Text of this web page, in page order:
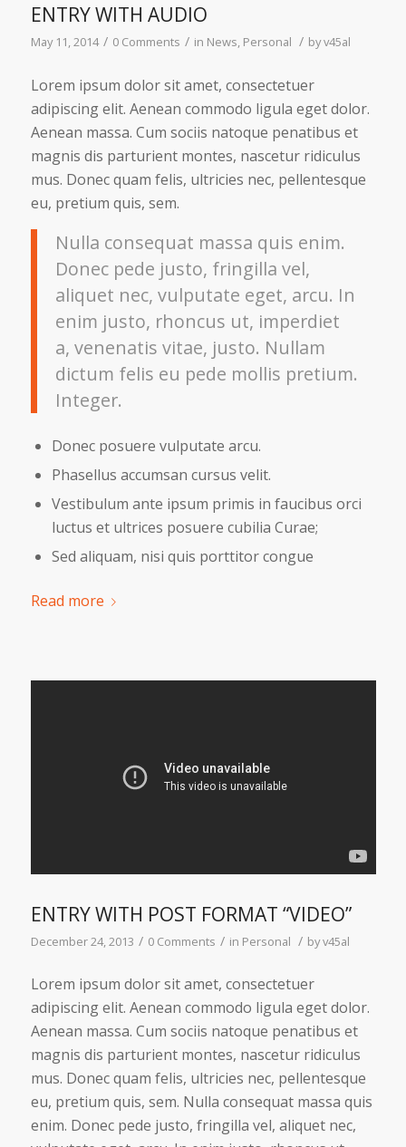
ENTRY WITH AUDIO
May 11, 2014 / 0 Comments / in News, Personal / byv45al
Lorem ipsum dolor sit amet, consectetuer
adipiscing elit. Aenean commodo ligula eget dolor.
Aenean massa. Cum sociis natoque penatibus et
magnis dis parturient montes, nascetur ridiculus
mus. Donec quam felis, ultricies nec, pellentesque
eu, pretium quis, sem.
Nulla consequat massa quis enim.
Donec pede justo, fringilla vel,
aliquet nec, vulputate eget, arcu. In
enim justo, rhoncus ut, imperdiet
a, venenatis vitae, justo. Nullam
dictum felis eu pede mollis pretium.
Integer.
Donec posuere vulputate arcu.
Phasellus accumsan cursus velit.
Vestibulum ante ipsum primis in faucibus orci
luctus et ultrices posuere cubilia Curae;
Sed aliquam, nisi quis porttitor congue
Read more
ENTRY WITH POST FORMAT “VIDEO”
December 24, 2013 / 0 Comments / in Personal / byv45al
Lorem ipsum dolor sit amet, consectetuer
adipiscing elit. Aenean commodo ligula eget dolor.
Aenean massa. Cum sociis natoque penatibus et
magnis dis parturient montes, nascetur ridiculus
mus. Donec quam felis, ultricies nec, pellentesque
eu, pretium quis, sem. Nulla consequat massa quis
enim. Donec pede justo, fringilla vel, aliquet nec,